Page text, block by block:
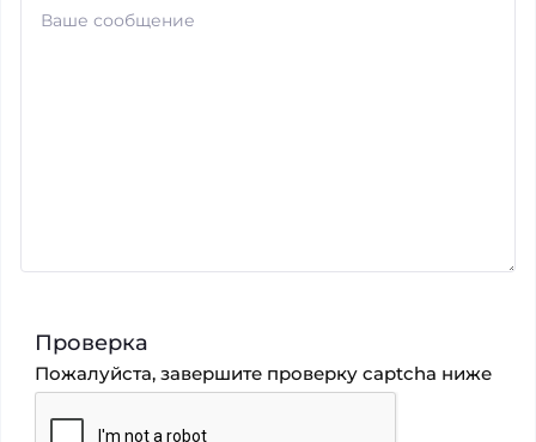
Проверка
Пожалуйста, завершите проверку captcha ниже